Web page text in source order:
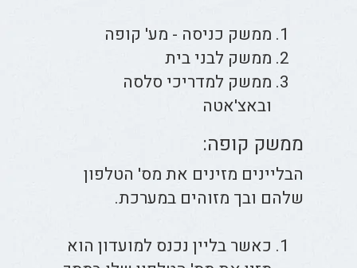
ממשק כניסה - מע' קופה
ממשק לבני בית
ממשק למדריכי סלסה
ובאצ'אטה
ממשק קופה:
הבליינים מזינים את מס' הטלפון
שלהם ובך מזוהים במערכת.
כאשר בליין נכנס למועדון הוא